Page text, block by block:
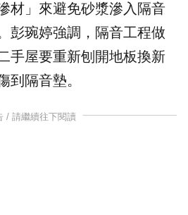
材」來避免砂漿滲入隔音
彭琬婷強調，隔音工程做
手屋要重新刨開地板換新
到隔音墊。
/ 請繼續往下閱讀